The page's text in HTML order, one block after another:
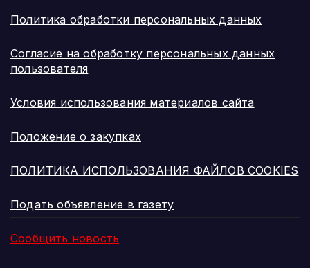
Политика обработки персональных данных
Согласие на обработку персональных данных
пользователя
Условия использования материалов сайта
Положение о закупках
ПОЛИТИКА ИСПОЛЬЗОВАНИЯ ФАЙЛОВ COOKIES
Подать объявление в газету
Сообщить новость